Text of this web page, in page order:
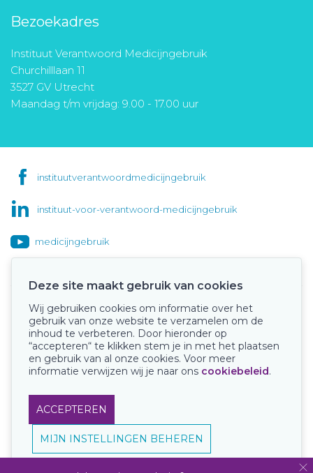
Bezoekadres
Instituut Verantwoord Medicijngebruik
Churchilllaan 11
3527 GV Utrecht
Maandag t/m vrijdag: 9.00 - 17.00 uur
instituutverantwoordmedicijngebruik
instituut-voor-verantwoord-medicijngebruik
medicijngebruik
Onze keurmerken
Deze site maakt gebruik van cookies
Wij gebruiken cookies om informatie over het
gebruik van onze website te verzamelen om de
inhoud te verbeteren. Door hieronder op
“accepteren“ te klikken stem je in met het plaatsen
en gebruik van al onze cookies. Voor meer
informatie verwijzen wij je naar ons cookiebeleid.
ACCEPTEREN
MIJN INSTELLINGEN BEHEREN